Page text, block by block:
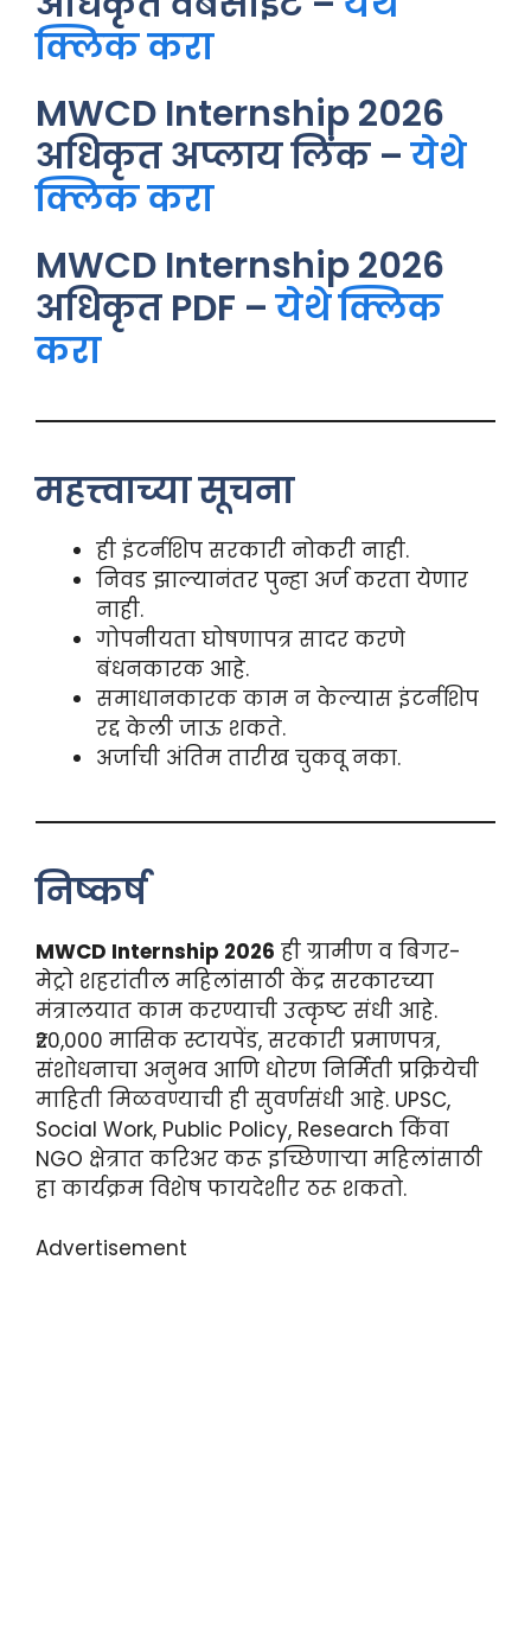
क्लिक करा
MWCD Internship 2026
अधिकृत अप्लाय लिंक –येथे
क्लिक करा
MWCD Internship 2026
अधिकृत PDF –येथे क्लिक
करा
महत्त्वाच्या सूचना
ही इंटर्नशिप सरकारी नोकरी नाही.
निवड झाल्यानंतर पुन्हा अर्ज करता येणार
नाही.
गोपनीयता घोषणापत्र सादर करणे
बंधनकारक आहे.
समाधानकारक काम न केल्यास इंटर्नशिप
रद्द केली जाऊ शकते.
अर्जाची अंतिम तारीख चुकवू नका.
निष्कर्ष
MWCD Internship 2026 ही ग्रामीण व बिगर-
मेट्रो शहरांतील महिलांसाठी केंद्र सरकारच्या
मंत्रालयात काम करण्याची उत्कृष्ट संधी आहे.
₹20,000 मासिक स्टायपेंड, सरकारी प्रमाणपत्र,
संशोधनाचा अनुभव आणि धोरण निर्मिती प्रक्रियेची
माहिती मिळवण्याची ही सुवर्णसंधी आहे. UPSC,
Social Work, Public Policy, Research किंवा
NGO क्षेत्रात करिअर करू इच्छिणाऱ्या महिलांसाठी
हा कार्यक्रम विशेष फायदेशीर ठरू शकतो.
Advertisement